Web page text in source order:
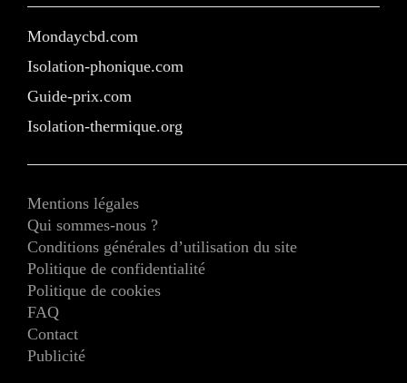
Mondaycbd.com
Isolation-phonique.com
Guide-prix.com
Isolation-thermique.org
Mentions légales
Qui sommes-nous ?
Conditions générales d’utilisation du site
Politique de confidentialité
Politique de cookies
FAQ
Contact
Publicité